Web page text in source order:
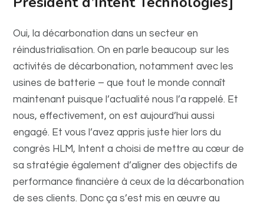
Oui, la décarbonation dans un secteur en
réindustrialisation. On en parle beaucoup sur les
activités de décarbonation, notamment avec les
usines de batterie – que tout le monde connaît
maintenant puisque l’actualité nous l’a rappelé. Et
nous, effectivement, on est aujourd’hui aussi
engagé. Et vous l’avez appris juste hier lors du
congrès HLM, Intent a choisi de mettre au cœur de
sa stratégie également d’aligner des objectifs de
performance financière à ceux de la décarbonation
de ses clients. Donc ça s’est mis en œuvre au